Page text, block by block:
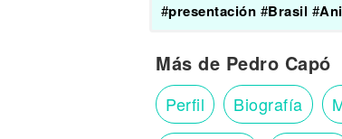
#presentación #Brasil #
Más de Pedro Capó
Perfil Biografía